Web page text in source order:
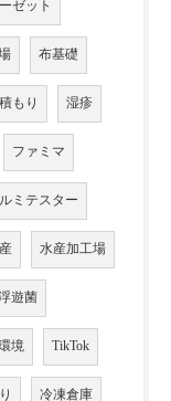
ゼット
布基礎
もり 湿疹
ファミマ
ルミテスター
水産加工場
遊菌
境 TikTok
冷凍倉庫